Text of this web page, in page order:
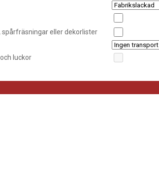
spårfräsningar eller dekorlister
luckor